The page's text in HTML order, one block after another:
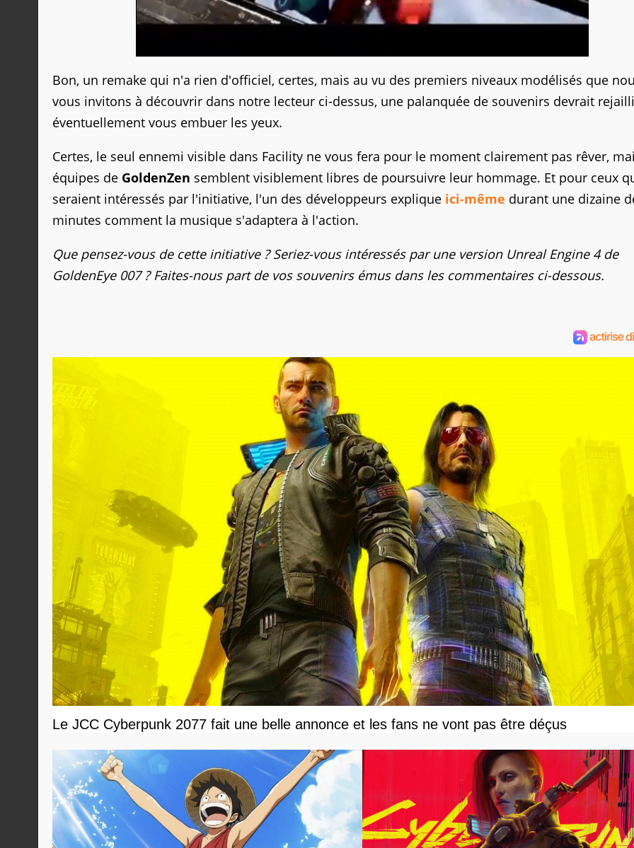
Bon, un remake qui n'a rien d'officiel, certes, mais au vu des premiers niveaux modélisés que
vous invitons à découvrir dans notre lecteur ci-dessus, une palanquée de souvenirs devrait
éventuellement vous embuer les yeux.
Certes, le seul ennemi visible dans Facility ne vous fera pour le moment clairement pas rêver,
équipes de GoldenZen semblent visiblement libres de poursuivre leur hommage. Et pour ceux
seraient intéressés par l'initiative, l'un des développeurs explique ici-même durant une dizaine
minutes comment la musique s'adaptera à l'action.
Que pensez-vous de cette initiative ? Seriez-vous intéressés par une version Unreal Engine 4 de
GoldenEye 007 ? Faites-nous part de vos souvenirs émus dans les commentaires ci-dessous.
Le JCC Cyberpunk 2077 fait une belle annonce et les fans ne vont pas être déçus